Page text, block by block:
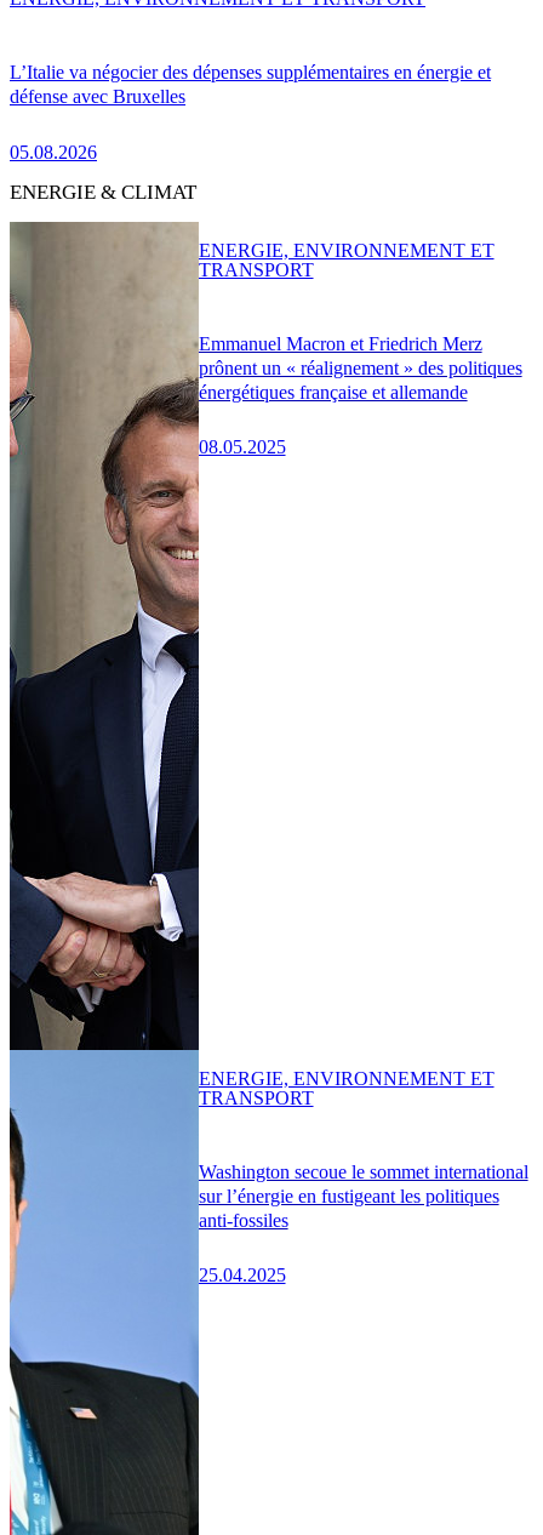
L’Italie va négocier des dépenses supplémentaires en énergie et
défense avec Bruxelles
05.08.2026
ENERGIE & CLIMAT
Emmanuel Macron et Friedrich Merz
prônent un « réalignement » des politiques
énergétiques française et allemande
08.05.2025
ENERGIE, ENVIRONNEMENT ET
TRANSPORT
Washington secoue le sommet international
sur l’énergie en fustigeant les politiques
anti-fossiles
25.04.2025
ENERGIE, ENVIRONNEMENT ET
TRANSPORT